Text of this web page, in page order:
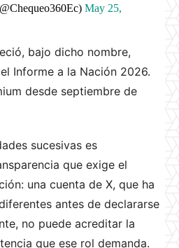
May 25,
bajo dicho nombre,
Informe a la Nación 2026.
desde septiembre de
sucesivas es
que exige el
una cuenta de X, que ha
antes de declararse
no puede acreditar la
que ese rol demanda.